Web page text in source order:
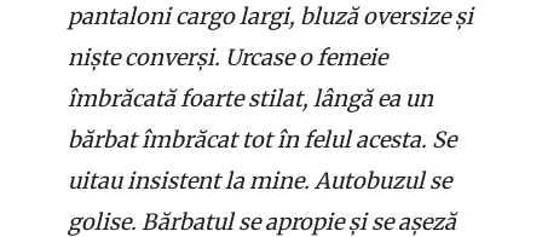
pantaloni cargo largi, bluză oversize și
niște converși. Urcase o femeie
îmbrăcată foarte stilat, lângă ea un
bărbat îmbrăcat tot în felul acesta. Se
uitau insistent la mine. Autobuzul se
golise. Bărbatul se apropie și se așeză